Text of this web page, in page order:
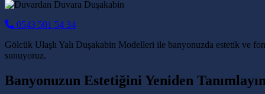
0543 501 54 34
Gölcük Ulaşlı Yalı Duşakabin Modelleri ile banyonuzda estetik ve
sunuyoruz.
Banyonuzun Estetiğini Yeniden